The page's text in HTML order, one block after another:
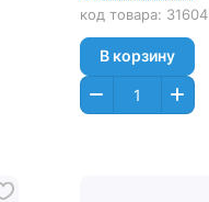
код товара: 31604
В корзину